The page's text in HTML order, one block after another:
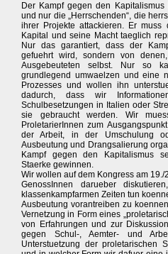
Der Kampf gegen den
und nur die „Herrschenden“, die
ihrer Projekte attackieren. Er
Kapital und seine Macht taeglich
Nur das garantiert, dass der
gefuehrt wird, sondern von
Ausgebeuteten selbst. Nur so
grundlegend umwaelzen und eine
Prozesses und wollen ihn
dadurch, dass wir
Schulbesetzungen in Italien oder
sie gebraucht werden. Wir
ProletarierInnen zum
der Arbeit, in der Umschulung
Ausbeutung und Drangsalierung
Kampf gegen den Kapitalismus
Staerke gewinnen.
Wir wollen auf dem Kongress am
GenossInnen darueber
klassenkampfarmen Zeiten tun
Ausbeutung vorantreiben zu
Vernetzung in Form eines
von Erfahrungen und zur
gegen Schul-, Aemter- und
Unterstuetzung der proletarischen